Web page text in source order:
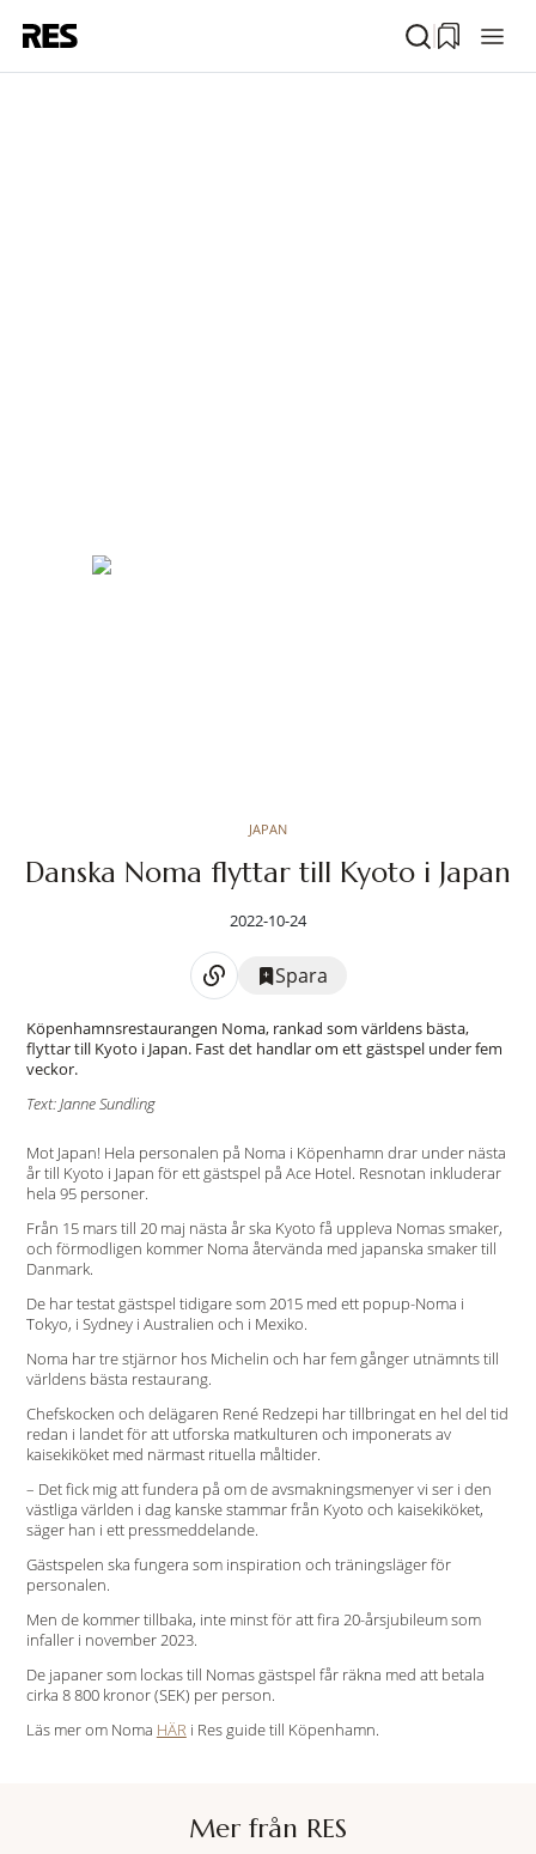
JAPAN
Danska Noma flyttar till Kyoto i Japan
2022-10-24
Spara
Köpenhamnsrestaurangen Noma, rankad som världens bästa,
flyttar till Kyoto i Japan. Fast det handlar om ett gästspel under fem
veckor.
Text: Janne Sundling
Mot Japan! Hela personalen på Noma i Köpenhamn drar under nästa
år till Kyoto i Japan för ett gästspel på Ace Hotel. Resnotan inkluderar
hela 95 personer.
Från 15 mars till 20 maj nästa år ska Kyoto få uppleva Nomas smaker,
och förmodligen kommer Noma återvända med japanska smaker till
Danmark.
De har testat gästspel tidigare som 2015 med ett popup-Noma i
Tokyo, i Sydney i Australien och i Mexiko.
Noma har tre stjärnor hos Michelin och har fem gånger utnämnts till
världens bästa restaurang.
Chefskocken och delägaren René Redzepi har tillbringat en hel del tid
redan i landet för att utforska matkulturen och imponerats av
kaisekiköket med närmast rituella måltider.
– Det fick mig att fundera på om de avsmakningsmenyer vi ser i den
västliga världen i dag kanske stammar från Kyoto och kaisekiköket,
säger han i ett pressmeddelande.
Gästspelen ska fungera som inspiration och träningsläger för
personalen.
Men de kommer tillbaka, inte minst för att fira 20-årsjubileum som
infaller i november 2023.
De japaner som lockas till Nomas gästspel får räkna med att betala
cirka 8 800 kronor (SEK) per person.
Läs mer om Noma HÄRi Res guide till Köpenhamn.
Mer från RES